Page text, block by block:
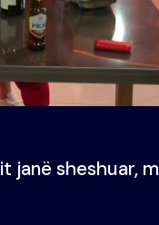
janë sheshuar,